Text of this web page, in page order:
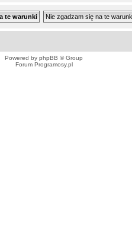
Powered by phpBB © Group
Forum Programosy.pl